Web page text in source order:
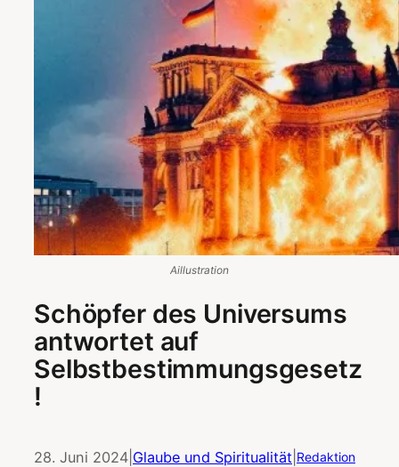
Aillustration
Schöpfer des Universums
antwortet auf
Selbstbestimmungsgesetz
!
28. Juni 2024 Glaube und Spiritualität Redaktion